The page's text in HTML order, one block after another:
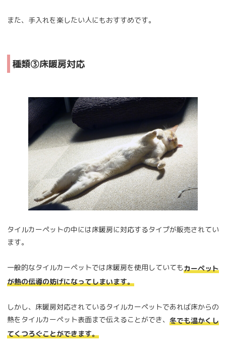
また、手入れを楽したい人にもおすすめです。
種類③床暖房対応
タイルカーペットの中には床暖房に対応するタイプが販売されてい
ます。
一般的なタイルカーペットでは床暖房を使用していてもカーペット
が熱の伝導の妨げになってしまいます。
しかし、床暖房対応されているタイルカーペットであれば床からの
熱をタイルカーペット表面まで伝えることができ、 冬でも温かくし
てくつろぐことができます。